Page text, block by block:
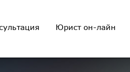
Юрист он-лайн